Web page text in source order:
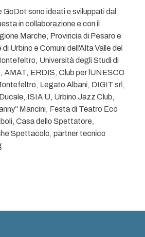
sono ideati e sviluppati dal
in collaborazione e con il
Marche, Provincia di Pesaro e
Urbino e Comuni dell'Alta Valle del
Università degli Studi di
AMAT, ERDIS, Club per lUNESCO
Legato Albani, DIGIT srl,
ISIA U, Urbino Jazz Club,
Mancini, Festa di Teatro Eco
Casa dello Spettatore,
Spettacolo, partner tecnico